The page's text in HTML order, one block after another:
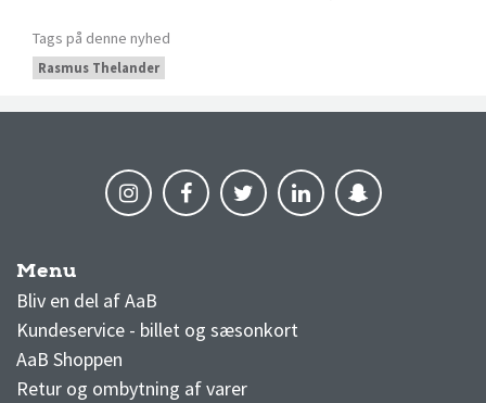
Tags på denne nyhed
Rasmus Thelander
Menu
Bliv en del af AaB
Kundeservice - billet og sæsonkort
AaB Shoppen
Retur og ombytning af varer